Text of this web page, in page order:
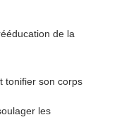
de la
tonifier son corps
les